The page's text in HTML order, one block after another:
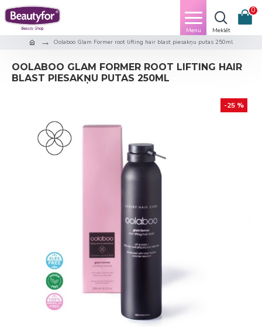
0
Oolaboo Glam Former root lifting hair blast piesakņu putas 250ml
OOLABOO GLAM FORMER ROOT LIFTING HAIR
BLAST PIESAKŅU PUTAS 250ML
-25 %